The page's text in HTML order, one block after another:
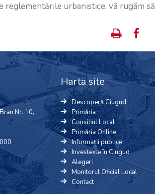
reglementările urbanistice, vă rugăm să
Nr. 10,
Harta site
Descoperă Ciugud
Primăria
Consiliul Local
Primăria Online
Informații publice
Investește în Ciugud
Alegeri
Monitorul Oficial Local
Contact